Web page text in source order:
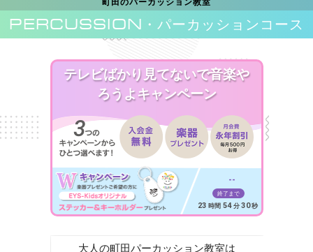
町田のパーカッション教室
PERCUSSION ・パーカッションコース
テレビばかり見てないで音楽や
ろうよキャンペーン
--
終了まで
23 時間 54 分 28 秒
大人の町田パーカッション教室は